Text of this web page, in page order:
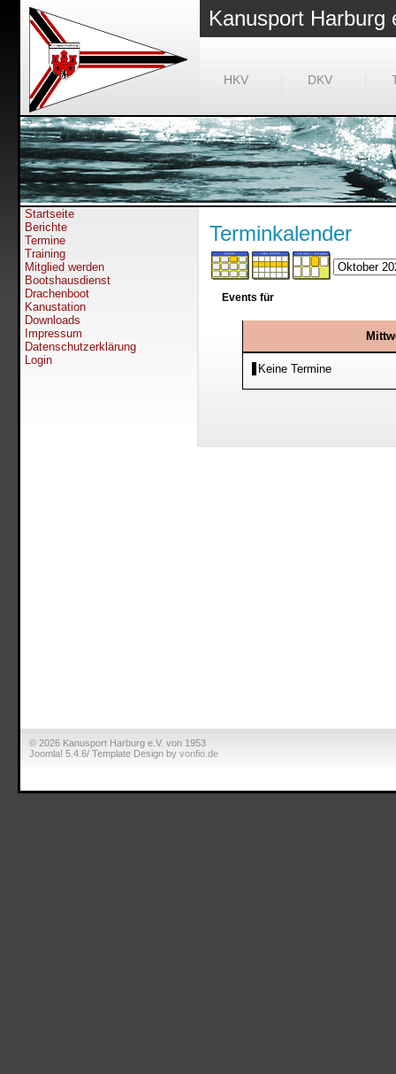
Kanusport Harburg
HKV DKV
Startseite
Berichte
Termine
Training
Mitglied werden
Bootshausdienst
Drachenboot
Kanustation
Downloads
Impressum
Datenschutzerklärung
Login
Terminkalender
Events für
Keine Termine
© 2026 Kanusport Harburg e.V. von 1953
Joomla! 5.4.6/ Template Design by vonfio.de